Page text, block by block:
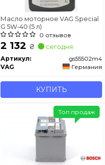
Масло моторное VAG Special
G 5W-40 (5 л)
0 отзывов
2 132 ₴ сегодня
Артикул:
gs55502m4
VAG
Германия
КУПИТЬ
Топ продаж